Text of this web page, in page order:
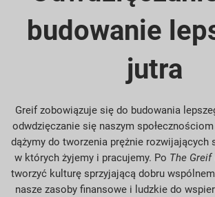
budowanie
jutra
Greif zobowiązuje się do budowania
odwdzięczanie się naszym
dążymy do tworzenia prężnie rozwijających
w których żyjemy i pracujemy. Po The Greif
tworzyć kulturę sprzyjającą dobru
nasze zasoby finansowe i ludzkie do